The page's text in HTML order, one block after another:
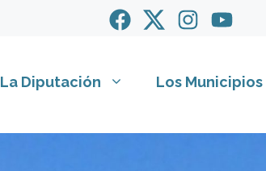
La Diputación Los Municipios